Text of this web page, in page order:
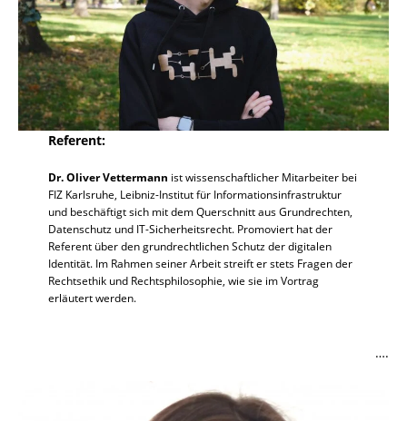
Referent:
Dr. Oliver Vettermann ist wissenschaftlicher Mitarbeiter bei
FIZ Karlsruhe, Leibniz-Institut für Informationsinfrastruktur
und beschäftigt sich mit dem Querschnitt aus Grundrechten,
Datenschutz und IT-Sicherheitsrecht. Promoviert hat der
Referent über den grundrechtlichen Schutz der digitalen
Identität. Im Rahmen seiner Arbeit streift er stets Fragen der
Rechtsethik und Rechtsphilosophie, wie sie im Vortrag
erläutert werden.
….